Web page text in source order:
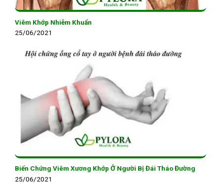
Viêm Khớp Nhiễm Khuẩn
25/06/2021
Biến Chứng Viêm Xương Khớp Ở Người Bị Đái Tháo Đường
25/06/2021